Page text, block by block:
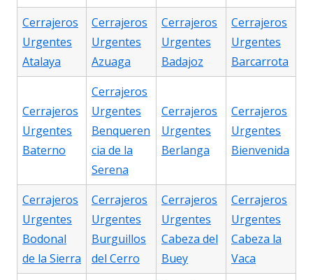
Cerrajeros
Urgentes
Atalaya
Cerrajeros
Urgentes
Azuaga
Cerrajeros
Urgentes
Badajoz
Cerrajeros
Urgentes
Barcarrota
Cerrajeros
Urgentes
Baterno
Cerrajeros
Urgentes
Benqueren
cia de la
Serena
Cerrajeros
Urgentes
Berlanga
Cerrajeros
Urgentes
Bienvenida
Cerrajeros
Urgentes
Bodonal
de la Sierra
Cerrajeros
Urgentes
Burguillos
del Cerro
Cerrajeros
Urgentes
Cabeza del
Buey
Cerrajeros
Urgentes
Cabeza la
Vaca